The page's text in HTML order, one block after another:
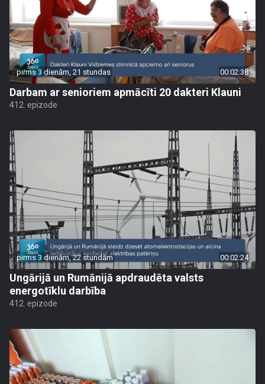
pirms 3 dienām, 21 stundas 00:02:38
Darbam ar senioriem apmācīti 20 dakteri Klauni
412. epizode
pirms 3 dienām, 22 stundām 00:02:24
Ungārijā un Rumānijā apdraudēta valsts
energotīklu darbība
412. epizode